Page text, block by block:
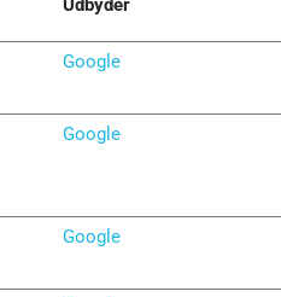
Udbyder
Google
Google
Google